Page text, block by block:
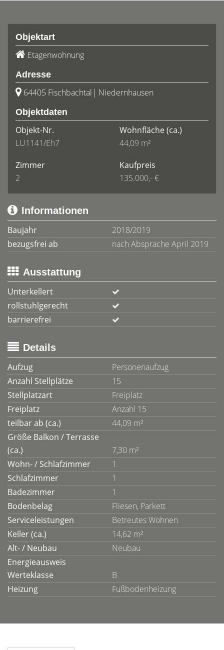
Objektart
Etagenwohnung
Adresse
64405 Fischbachtal| Niedernhausen
Objektdaten
Objekt-Nr.
LU1141/Eh7
Wohnfläche(ca.)
44,09 m²
Zimmer
2
Kaufpreis
135.000,- €
Informationen
Baujahr
2018/2019
bezugsfrei ab
nach Absprache April 2019
Ausstattung
Unterkellert
rollstuhlgerecht
barrierefrei
Details
Aufzug
Personenaufzug
Anzahl Stellplätze
15
Stellplatzart
Freiplatz
Freiplatz
Anzahl 15
teilbar ab (ca.)
44,09 m²
Größe Balkon / Terrasse
(ca.)
7,30 m²
Wohn- / Schlafzimmer
1
Schlafzimmer
1
Badezimmer
1
Bodenbelag
Fliesen, Parkett
Serviceleistungen
Betreutes Wohnen
Keller (ca.)
14,62 m²
Alt- / Neubau
Neubau
Energieausweis
Werteklasse
B
Heizung
Fußbodenheizung